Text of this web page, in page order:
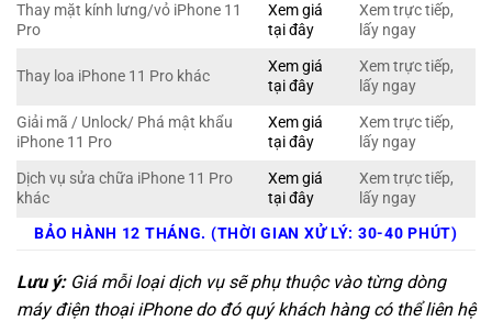
Thay mặt kính lưng/vỏ iPhone 11
Pro
Xem giá
tại đây
Xem trực tiếp,
lấy ngay
Thay loa iPhone 11 Pro khác
Xem giá
tại đây
Xem trực tiếp,
lấy ngay
Giải mã / Unlock/ Phá mật khẩu
iPhone 11 Pro
Xem giá
tại đây
Xem trực tiếp,
lấy ngay
Dịch vụ sửa chữa iPhone 11 Pro
khác
Xem giá
tại đây
Xem trực tiếp,
lấy ngay
BẢO HÀNH 12 THÁNG. (THỜI GIAN XỬ LÝ: 30-40 PHÚT)
Lưu ý:Giá mỗi loại dịch vụ sẽ phụ thuộc vào từng dòng
máy điện thoại iPhone do đó quý khách hàng có thể liên hệ